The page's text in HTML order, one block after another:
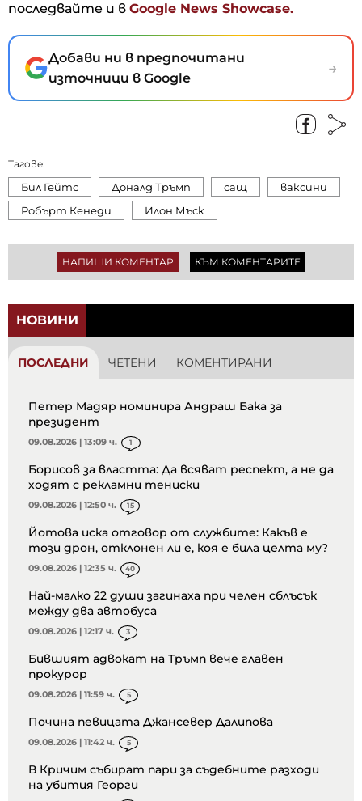
последвайте и в Google News Showcase.
Добави ни в предпочитани
източници в Google
→
Тагове:
Бил Гейтс Доналд Тръмп сащ
ваксини
Робърт Кенеди
Илон Мъск
НАПИШИ КОМЕНТАР КЪМ КОМЕНТАРИТЕ
НОВИНИ
ПОСЛЕДНИ ЧЕТЕНИ КОМЕНТИРАНИ
Петер Мадяр номинира Андраш Бака за
президент
09.08.2026 | 13:09 ч. 1
Борисов за властта: Да всяват респект, а не да
ходят с рекламни тениски
09.08.2026 | 12:50 ч. 15
Йотова иска отговор от службите: Какъв е
този дрон, отклонен ли е, коя е била целта му?
09.08.2026 | 12:35 ч. 40
Най-малко 22 души загинаха при челен сблъсък
между два автобуса
09.08.2026 | 12:17 ч. 3
Бившият адвокат на Тръмп вече главен
прокурор
09.08.2026 | 11:59 ч. 5
Почина певицата Джансевер Далипова
09.08.2026 | 11:42 ч. 5
В Кричим събират пари за съдебните разходи
на убития Георги